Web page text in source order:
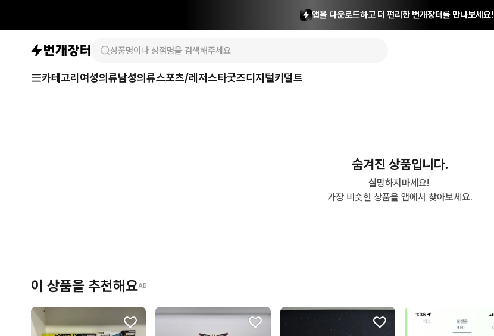
앱을 다운로드하고 더 편리한 번개장터를 만나보세요!
카테고리 여성의류남성의류스포츠/레저스타굿즈디지털키덜트
숨겨진 상품입니다.
실망하지마세요!
가장 비슷한 상품을 앱에서 찾아보세요.
이 상품을 추천해요AD